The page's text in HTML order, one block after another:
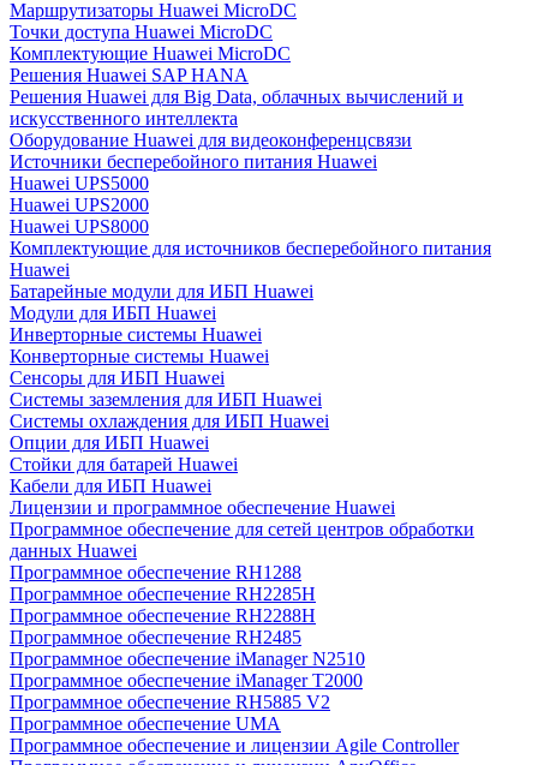
Маршрутизаторы Huawei MicroDC
Точки доступа Huawei MicroDC
Комплектующие Huawei MicroDC
Решения Huawei SAP HANA
Решения Huawei для Big Data, облачных вычислений и
искусственного интеллекта
Оборудование Huawei для видеоконференцсвязи
Источники бесперебойного питания Huawei
Huawei UPS5000
Huawei UPS2000
Huawei UPS8000
Комплектующие для источников бесперебойного питания
Huawei
Батарейные модули для ИБП Huawei
Модули для ИБП Huawei
Инверторные системы Huawei
Конверторные системы Huawei
Сенсоры для ИБП Huawei
Системы заземления для ИБП Huawei
Системы охлаждения для ИБП Huawei
Опции для ИБП Huawei
Стойки для батарей Huawei
Кабели для ИБП Huawei
Лицензии и программное обеспечение Huawei
Программное обеспечение для сетей центров обработки
данных Huawei
Программное обеспечение RH1288
Программное обеспечение RH2285H
Программное обеспечение RH2288H
Программное обеспечение RH2485
Программное обеспечение iManager N2510
Программное обеспечение iManager T2000
Программное обеспечение RH5885 V2
Программное обеспечение UMA
Программное обеспечение и лицензии Agile Controller